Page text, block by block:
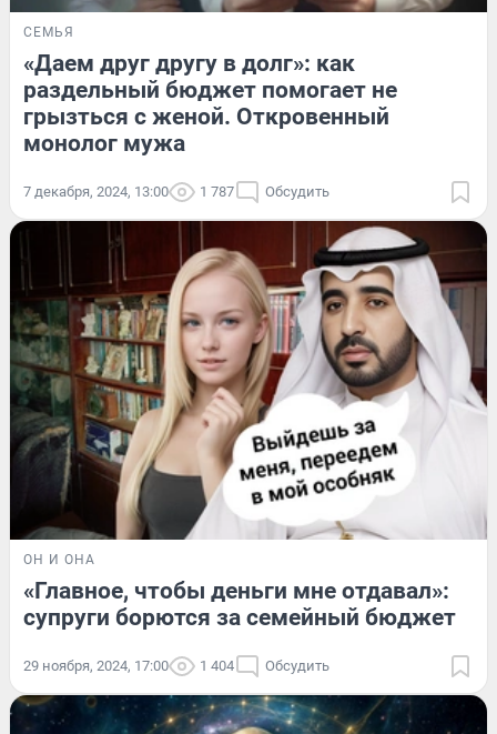
СЕМЬЯ
«Даем друг другу в долг»: как
раздельный бюджет помогает не
грызться с женой. Откровенный
монолог мужа
7 декабря, 2024, 13:00 1 787 Обсудить
ОН И ОНА
«Главное, чтобы деньги мне отдавал»:
супруги борются за семейный бюджет
29 ноября, 2024, 17:00 1 404 Обсудить